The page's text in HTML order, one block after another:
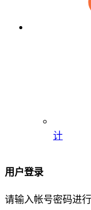
计
用户登录
请输入帐号密码进